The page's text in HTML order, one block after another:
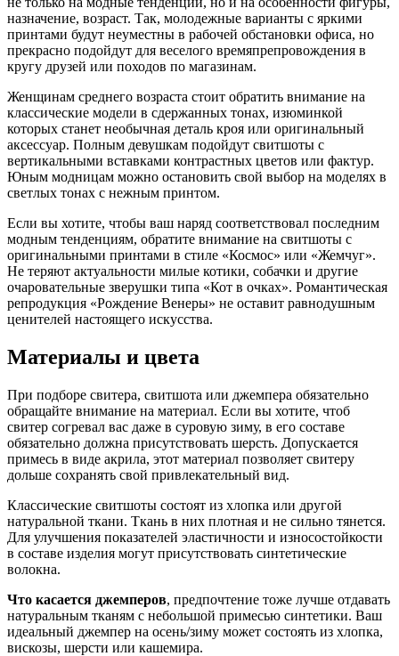
назначение, возраст. Так, молодежные варианты с яркими
принтами будут неуместны в рабочей обстановки офиса, но
прекрасно подойдут для веселого времяпрепровождения в
кругу друзей или походов по магазинам.
Женщинам среднего возраста стоит обратить внимание на
классические модели в сдержанных тонах, изюминкой
которых станет необычная деталь кроя или оригинальный
аксессуар. Полным девушкам подойдут свитшоты с
вертикальными вставками контрастных цветов или фактур.
Юным модницам можно остановить свой выбор на моделях в
светлых тонах с нежным принтом.
Если вы хотите, чтобы ваш наряд соответствовал последним
модным тенденциям, обратите внимание на свитшоты с
оригинальными принтами в стиле «Космос» или «Жемчуг».
Не теряют актуальности милые котики, собачки и другие
очаровательные зверушки типа «Кот в очках». Романтическая
репродукция «Рождение Венеры» не оставит равнодушным
ценителей настоящего искусства.
Материалы и цвета
При подборе свитера, свитшота или джемпера обязательно
обращайте внимание на материал. Если вы хотите, чтоб
свитер согревал вас даже в суровую зиму, в его составе
обязательно должна присутствовать шерсть. Допускается
примесь в виде акрила, этот материал позволяет свитеру
дольше сохранять свой привлекательный вид.
Классические свитшоты состоят из хлопка или другой
натуральной ткани. Ткань в них плотная и не сильно тянется.
Для улучшения показателей эластичности и износостойкости
в составе изделия могут присутствовать синтетические
волокна.
Что касается джемперов, предпочтение тоже лучше отдавать
натуральным тканям с небольшой примесью синтетики. Ваш
идеальный джемпер на осень/зиму может состоять из хлопка,
вискозы, шерсти или кашемира.